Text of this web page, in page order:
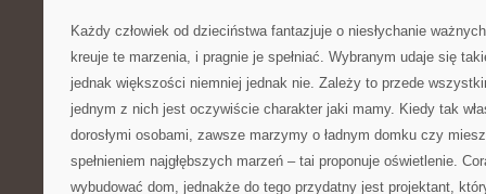
Każdy człowiek od dzieciństwa fantazjuje o niesłychanie
kreuje te marzenia, i pragnie je spełniać. Wybranym udaje się
jednak większości niemniej jednak nie. Zależy to przede
jednym z nich jest oczywiście charakter jaki mamy. Kiedy tak
dorosłymi osobami, zawsze marzymy o ładnym domku czy
spełnieniem najgłębszych marzeń – tai proponuje oświetlenie.
wybudować dom, jednakże do tego przydatny jest projektant,